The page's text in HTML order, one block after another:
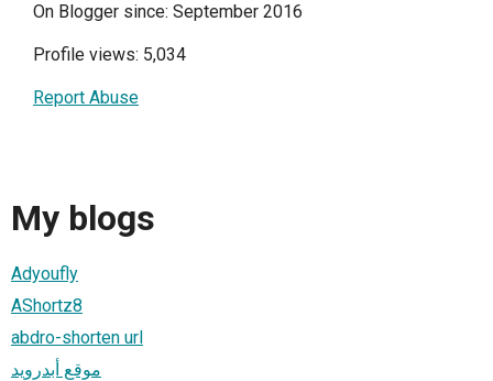
On Blogger since: September 2016
Profile views: 5,034
Report Abuse
My blogs
Adyoufly
AShortz8
abdro-shorten url
موقع أبدرويد